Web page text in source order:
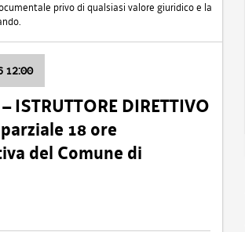
privo di qualsiasi valore giuridico e la
12:00
DIRETTIVO
18 ore
del Comune di